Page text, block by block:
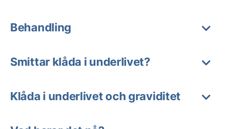
Behandling
Smittar klåda i underlivet?
Klåda i underlivet och graviditet